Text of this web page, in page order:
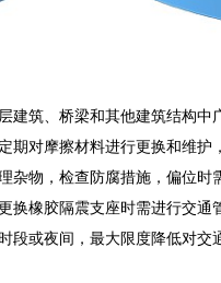
建筑、桥梁和其他建筑结构中
期对摩擦材料进行更换和维护
杂物，检查防腐措施，偏位时
换橡胶隔震支座时需进行交
段或夜间，最大限度降低对交